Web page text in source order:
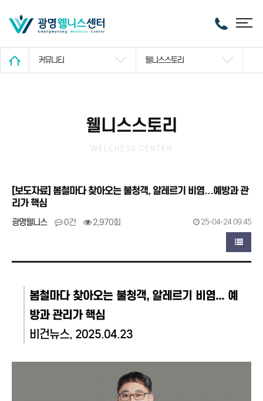
커뮤니티 웰니스스토리
웰니스스토리
WELLNESS CENTER
[보도자료] 봄철마다 찾아오는 불청객, 알레르기 비염…예방과 관
리가 핵심
광명웰니스 0건 2,970회 25-04-24 09:45
봄철마다 찾아오는 불청객, 알레르기 비염... 예
방과 관리가 핵심
비건뉴스, 2025.04.23